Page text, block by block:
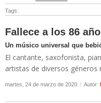
Tags:
Fallece a los 86
Un músico universal que
El cantante, saxofonista,
artistas de diversos
martes, 24 de marzo de 2020 / Autor: